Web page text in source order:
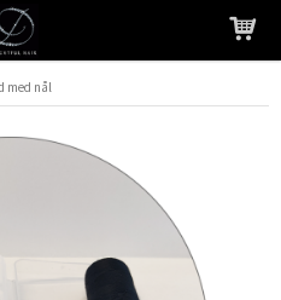
tillagd i varukorgen
med nål